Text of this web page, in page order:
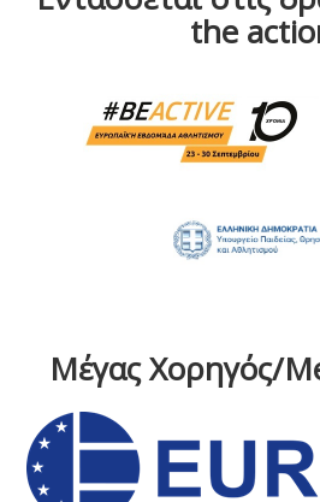
the
Μέγας Χορηγός/